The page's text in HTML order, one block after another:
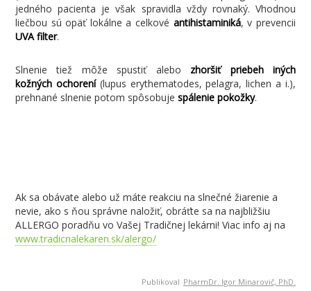
jedného pacienta je však spravidla vždy rovnaký. Vhodnou
liečbou sú opäť lokálne a celkové antihistaminiká, v prevencii
UVA filter.
Slnenie tiež môže spustiť alebo zhoršiť priebeh iných
kožných ochorení(lupus erythematodes, pelagra, lichen a i.),
prehnané slnenie potom spôsobuje spálenie pokožky.
Ak sa obávate alebo už máte reakciu na slnečné žiarenie a
nevie, ako s ňou správne naložiť, obráťte sa na najbližšiu
ALLERGO poradňu vo Vašej Tradičnej lekárni! Viac info aj na
www.tradicnalekaren.sk/alergo/
Publikoval PharmDr. Igor Minarovič, PhD.